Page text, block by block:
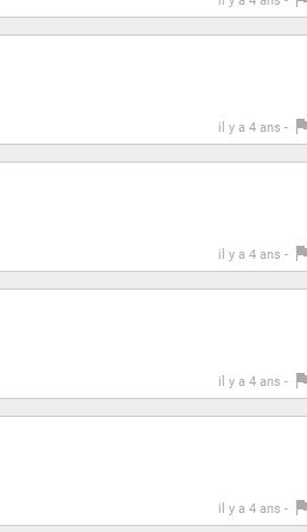
il y a 4 ans -
il y a 4 ans -
il y a 4 ans -
il y a 4 ans -